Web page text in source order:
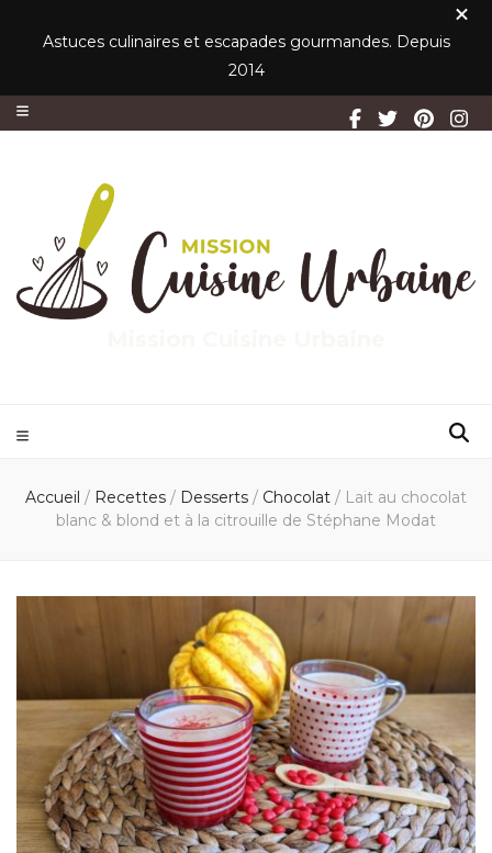
Astuces culinaires et escapades gourmandes. Depuis
2014
Accueil / Recettes / Desserts / Chocolat / Lait au chocolat
blanc & blond et à la citrouille de Stéphane Modat